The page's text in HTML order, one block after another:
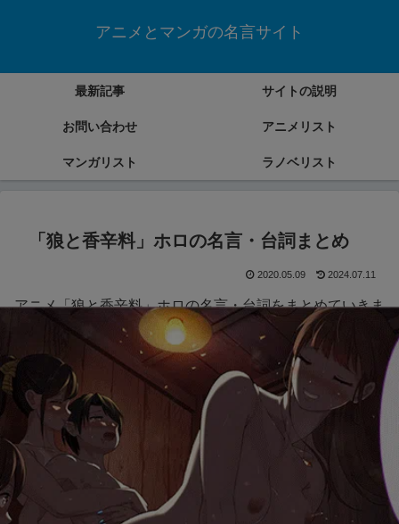
アニメとマンガの名言サイト
最新記事 サイトの説明
お問い合わせ アニメリスト
マンガリスト ラノベリスト
「狼と香辛料」ホロの名言・台詞まとめ
2020.05.09 2024.07.11
アニメ「狼と香辛料」ホロの名言・台詞をまとめていきま